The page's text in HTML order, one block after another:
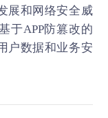
展和网络安全威
于APP防篡改的
户数据和业务安